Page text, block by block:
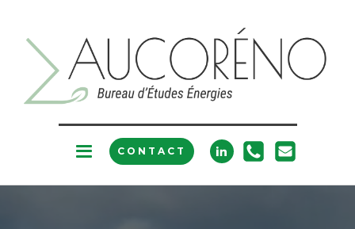
CONTACT